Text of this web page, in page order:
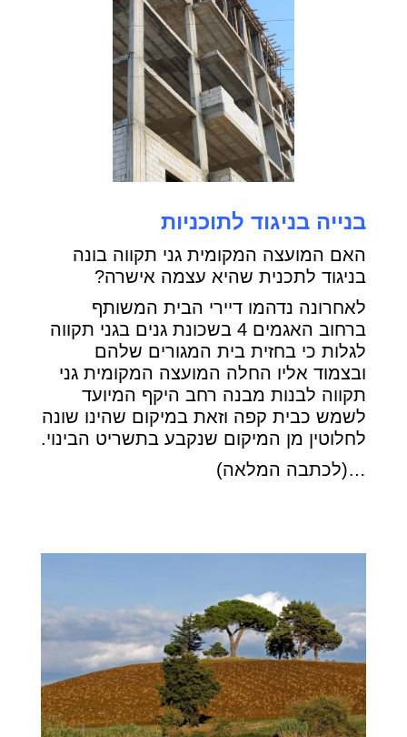
בנייה בניגוד לתוכניות
האם המועצה המקומית גני תקווה בונה
בניגוד לתכנית שהיא עצמה אישרה?
לאחרונה נדהמו דיירי הבית המשותף
ברחוב האגמים 4 בשכונת גנים בגני תקווה
לגלות כי בחזית בית המגורים שלהם
ובצמוד אליו החלה המועצה המקומית גני
תקווה לבנות מבנה רחב היקף המיועד
לשמש כבית קפה וזאת במיקום שהינו שונה
לחלוטין מן המיקום שנקבע בתשריט הבינוי.
…(לכתבה המלאה)